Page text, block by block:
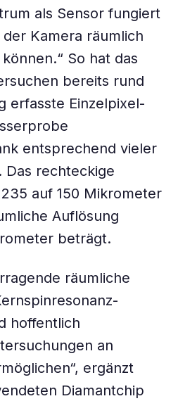
als Sensor fungiert
Kamera räumlich
So hat das
bereits rund
erfasste Einzelpixel-
entsprechend vieler
Das rechteckige
auf 150 Mikrometer
Auflösung
beträgt.
räumliche
hoffentlich
an
ergänzt
Diamantchip